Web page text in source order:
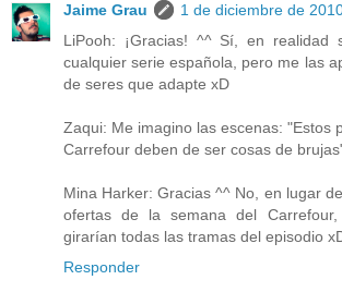
Jaime Grau
1 de diciembre de
LiPooh: ¡Gracias! ^^ Sí, en realidad
cualquier serie española, pero me las
de seres que adapte xD
Zaqui: Me imagino las escenas: "Estos
Carrefour deben de ser cosas de
Mina Harker: Gracias ^^ No, en lugar
ofertas de la semana del
girarían todas las tramas del episodio
Responder